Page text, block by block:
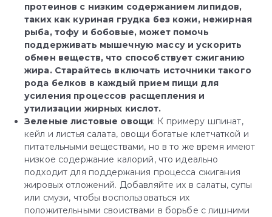
протеинов с низким содержанием липидов,
таких как куриная грудка без кожи, нежирная
рыба, тофу и бобовые, может помочь
поддерживать мышечную массу и ускорить
обмен веществ, что способствует сжиганию
жира. Старайтесь включать источники такого
рода белков в каждый прием пищи для
усиления процессов расщепления и
утилизации жирных кислот.
Зеленые листовые овощи: К примеру шпинат,
кейл и листья салата, овощи богатые клетчаткой и
питательными веществами, но в то же время имеют
низкое содержание калорий, что идеально
подходит для поддержания процесса сжигания
жировых отложений. Добавляйте их в салаты, супы
или смузи, чтобы воспользоваться их
положительными своиствами в борьбе с лишними